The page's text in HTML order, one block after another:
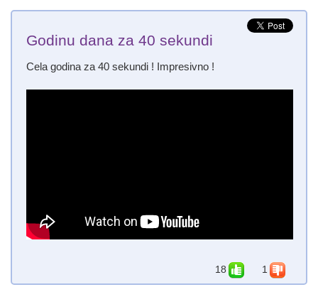
Godinu dana za 40 sekundi
Cela godina za 40 sekundi ! Impresivno !
18 1